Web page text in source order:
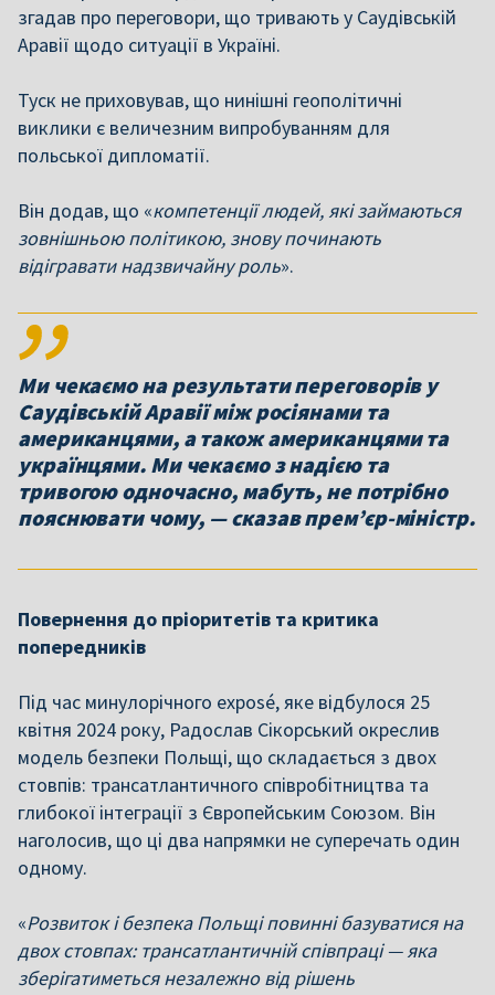
згадав про переговори, що тривають у Саудівській
Аравії щодо ситуації в Україні.
Туск не приховував, що нинішні геополітичні
виклики є величезним випробуванням для
польської дипломатії.
Він додав, що «компетенції людей, які займаються
зовнішньою політикою, знову починають
відігравати надзвичайну роль».
Ми чекаємо на результати переговорів у
Саудівській Аравії між росіянами та
американцями, а також американцями та
українцями. Ми чекаємо з надією та
тривогою одночасно, мабуть, не потрібно
пояснювати чому, — сказав прем’єр-міністр.
Повернення до пріоритетів та критика
попередників
Під час минулорічного exposé, яке відбулося 25
квітня 2024 року, Радослав Сікорський окреслив
модель безпеки Польщі, що складається з двох
стовпів: трансатлантичного співробітництва та
глибокої інтеграції з Європейським Союзом. Він
наголосив, що ці два напрямки не суперечать один
одному.
«Розвиток і безпека Польщі повинні базуватися на
двох стовпах: трансатлантичній співпраці — яка
зберігатиметься незалежно від рішень